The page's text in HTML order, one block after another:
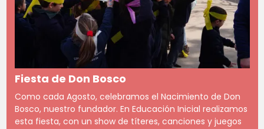
Fiesta de Don Bosco
Como cada Agosto, celebramos el Nacimiento de Don
Bosco, nuestro fundador. En Educación Inicial realizamos
esta fiesta, con un show de títeres, canciones y juegos